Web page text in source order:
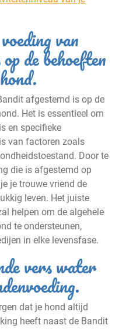
van
de behoeften
afgestemd is op de
Het is essentieel om
en specifieke
van factoren zoals
Door te
die is afgestemd op
je trouwe vriend de
leven. Het juiste
helpen om de algehele
te ondersteunen,
in elke levensfase.
vers water
dat je hond altijd
heeft naast de Bandit